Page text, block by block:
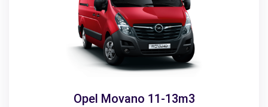
Opel Movano 11-13m3